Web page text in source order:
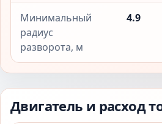
Минимальный
радиус
разворота, м
4.9
Двигатель и расход